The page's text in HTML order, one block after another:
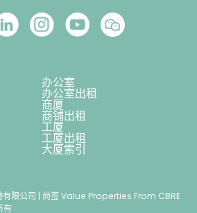
办公室
办公室出租
商厦
商铺出租
工厦
工厦出租
大厦索引
限公司 | 尚签 Value Properties From CBRE
有